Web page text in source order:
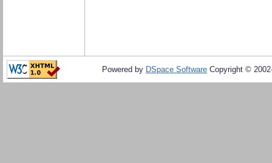
Powered by DSpace Software Copyright ©